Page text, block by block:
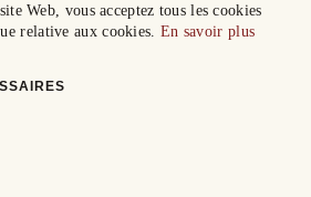
Web, vous acceptez tous les cookies
relative aux cookies. En savoir plus